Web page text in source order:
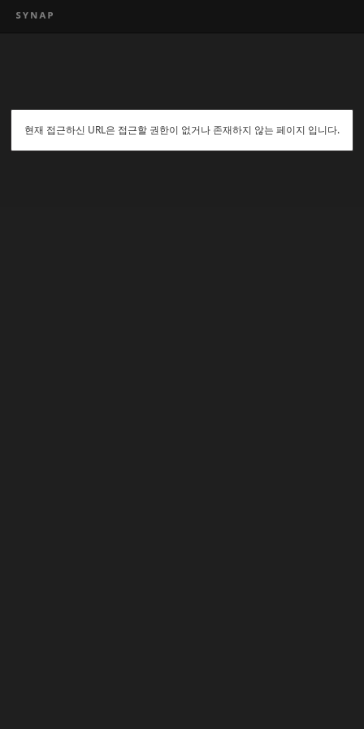
현재 접근하신 URL은 접근할 권한이 없거나 존재하지 않는 페이지 입니다.